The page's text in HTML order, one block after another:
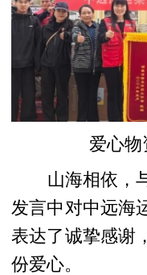
爱心物
山海相依，
发言中对中远海
表达了诚挚感谢
份爱心。